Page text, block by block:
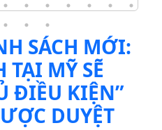
SÁCH MỚI:
MỸ SẼ
ĐIỀU KIỆN”
DUYỆT